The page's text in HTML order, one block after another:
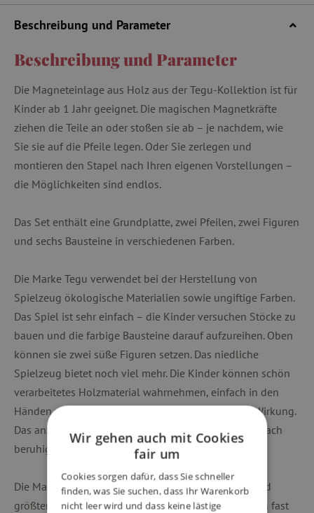
Beschreibung und Parameter
Beschreibung und Parameter
Die Magneteinlage aus Holz aus der Tegu-Kollektion ist für
Kinder ab 1 Jahr geeignet. Die magischen Magnetkräfte
ziehen die Teile an oder stoßen sie ab – je nachdem, wie
Sie sie auf die Pfeile legen. Oder Sie zerlegen und
montieren den Stapel nach Ihren eigenen Vorstellungen –
die Möglichkeiten sind endlos.
Das Set enthält eine Grundplatte, zwei Pfeilen, zwei Figuren
und sechs Bausteine in verschiedenen Farben.
Die Marke Tegu verwendet bei der Herstellung von
Spielzeug ökologische Materialien sowie ungiftige Farben.
Das Spiel ist sehr einfach – die Kinder versuchen Stöcke zu
bauen und die farbige Bausteine darauf aufzureihen. Oben
können sie zwei süße Figuren setzen. Das niedliche
Spielzeug bietet noch viel mehr. Die Kinder können schön
verarbeitetes Holzmaterial wahrnehmen, einfach in den
Händen reiben und das Kind spürt die Anti-Stress-Wirkung.
Das anziehen und abzustoßen von Magneten ist einfach
beruhigend!
Die Magnete sind absolut sicher. In jedem präzise und
größtenteils handbearbeiteten Stück verbirgt sich ein fast
Wir gehen auch mit Cookies
fair um
Cookies sorgen dafür, dass Sie schneller
finden, was Sie suchen, dass Ihr Warenkorb
nicht leer wird und dass keine lästige